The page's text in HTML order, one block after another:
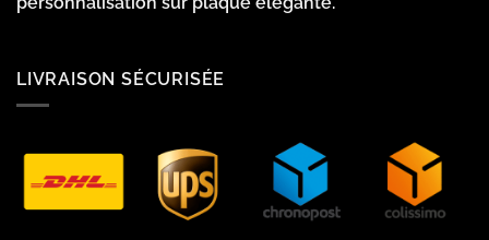
LIVRAISON SÉCURISÉE